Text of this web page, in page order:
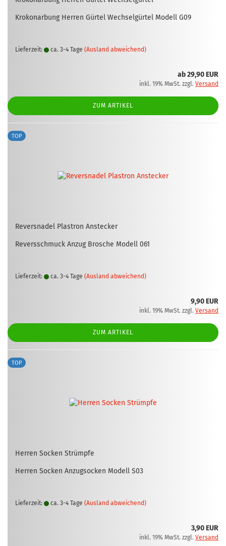
Kro­ko­n­ar­bung Her­ren Gür­tel Wech­sel­gür­tel Mo­dell G09
Lieferzeit: ca. 3-4 Tage (Ausland abweichend)
ab 29,90 EUR
inkl. 19% MwSt. zzgl. Versand
ZUM ARTIKEL
TOP
Re­vers­na­del Plas­tron An­ste­cker
Re­vers­schmuck Anzug Bro­sche Mo­dell 061
Lieferzeit: ca. 3-4 Tage (Ausland abweichend)
9,90 EUR
inkl. 19% MwSt. zzgl. Versand
ZUM ARTIKEL
TOP
Her­ren So­cken Strümp­fe
Her­ren So­cken An­zugsocken Mo­dell S03
Lieferzeit: ca. 3-4 Tage (Ausland abweichend)
3,90 EUR
inkl. 19% MwSt. zzgl. Versand